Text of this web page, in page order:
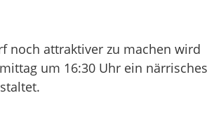
noch attraktiver zu machen wird
um 16:30 Uhr ein närrisches